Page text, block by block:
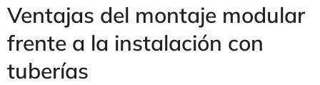
Ventajas del montaje modular
frente a la instalación con
tuberías